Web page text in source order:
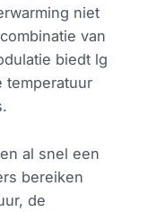
niet
van
biedt lg
temperatuur
al snel een
bereiken
de